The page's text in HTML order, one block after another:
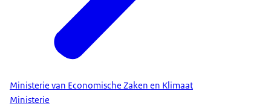
Ministerie van Economische Zaken en Klimaat
Ministerie